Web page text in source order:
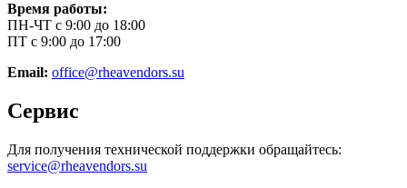
Время работы:
ПН-ЧТ с 9:00 до 18:00
ПТ с 9:00 до 17:00
Email: office@rheavendors.su
Сервис
Для получения технической поддержки обращайтесь:
service@rheavendors.su